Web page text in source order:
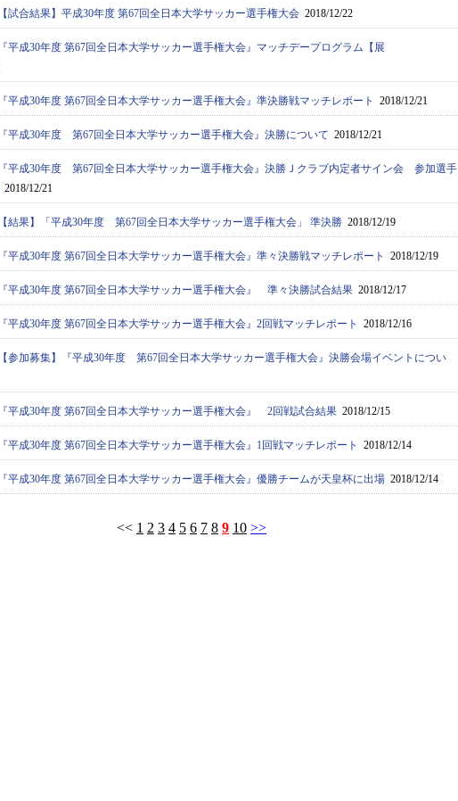
【試合結果】平成30年度 第67回全日本大学サッカー選手権大会 2018/12/22
『平成30年度 第67回全日本大学サッカー選手権大会』マッチデープログラム【展
『平成30年度 第67回全日本大学サッカー選手権大会』準決勝戦マッチレポート 2018/12/21
『平成30年度 第67回全日本大学サッカー選手権大会』決勝について 2018/12/21
『平成30年度 第67回全日本大学サッカー選手権大会』決勝Ｊクラブ内定者サイン会 参加選手
2018/12/21
【結果】「平成30年度 第67回全日本大学サッカー選手権大会」 準決勝 2018/12/19
『平成30年度 第67回全日本大学サッカー選手権大会』準々決勝戦マッチレポート 2018/12/19
『平成30年度 第67回全日本大学サッカー選手権大会』 準々決勝試合結果 2018/12/17
『平成30年度 第67回全日本大学サッカー選手権大会』2回戦マッチレポート 2018/12/16
【参加募集】『平成30年度 第67回全日本大学サッカー選手権大会』決勝会場イベントについ
『平成30年度 第67回全日本大学サッカー選手権大会』 2回戦試合結果 2018/12/15
『平成30年度 第67回全日本大学サッカー選手権大会』1回戦マッチレポート 2018/12/14
『平成30年度 第67回全日本大学サッカー選手権大会』優勝チームが天皇杯に出場 2018/12/14
<< 1 2 3 4 5 6 7 8 9 10 >>